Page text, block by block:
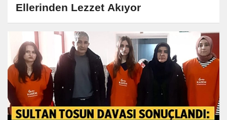
Ellerinden Lezzet Akıyor